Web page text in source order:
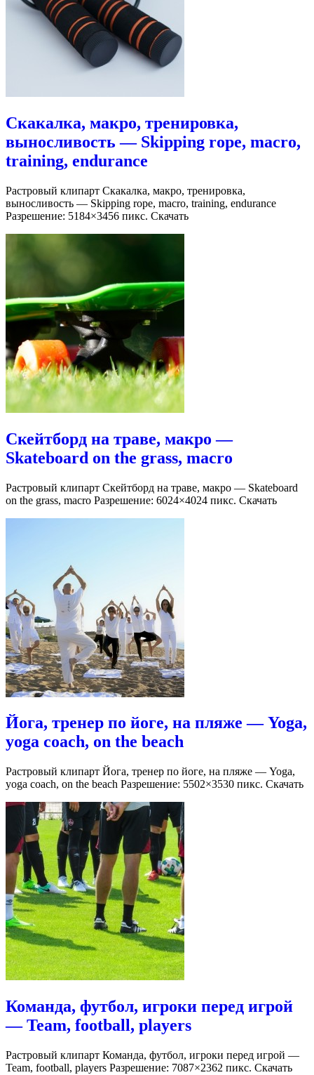
Скакалка, макро, тренировка,
выносливость — Skipping rope, macro,
training, endurance
Растровый клипарт Скакалка, макро, тренировка,
выносливость — Skipping rope, macro, training, endurance
Разрешение: 5184×3456 пикс. Скачать
Скейтборд на траве, макро —
Skateboard on the grass, macro
Растровый клипарт Скейтборд на траве, макро — Skateboard
on the grass, macro Разрешение: 6024×4024 пикс. Скачать
Йога, тренер по йоге, на пляже — Yoga,
yoga coach, on the beach
Растровый клипарт Йога, тренер по йоге, на пляже — Yoga,
yoga coach, on the beach Разрешение: 5502×3530 пикс. Скачать
Команда, футбол, игроки перед игрой
— Team, football, players
Растровый клипарт Команда, футбол, игроки перед игрой —
Team, football, players Разрешение: 7087×2362 пикс. Скачать